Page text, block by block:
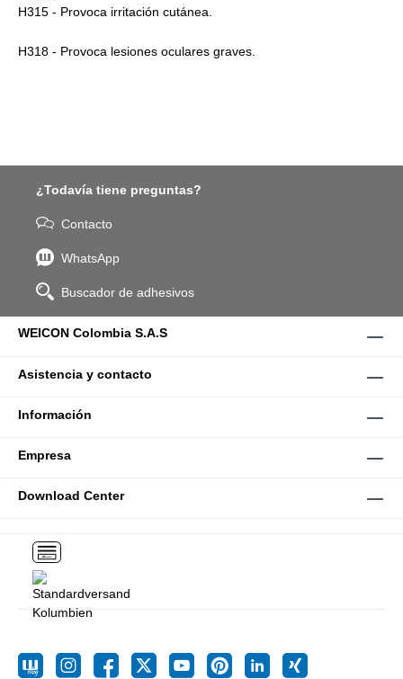
H315 - Provoca irritación cutánea.
H318 - Provoca lesiones oculares graves.
¿Todavía tiene preguntas?
Contacto
WhatsApp
Buscador de adhesivos
WEICON Colombia S.A.S
Asistencia y contacto
Información
Empresa
Download Center